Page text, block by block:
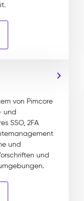
von Pimcore
und
SSO, 2FA
und
und